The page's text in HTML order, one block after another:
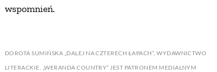
wspomnień.
DOROTA SUMIŃSKA „DALEJ NA CZTERECH ŁAPACH”, WYDAWNICTWO
LITERACKIE. „WERANDA COUNTRY” JEST PATRONEM MEDIALNYM